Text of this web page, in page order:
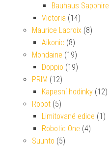
Bauhaus Sapphire
Victoria (14)
Maurice Lacroix (8)
Aikonic (8)
Mondaine (19)
Doppio (19)
PRIM (12)
Kapesní hodinky (12)
Robot (5)
Limitované edice (1)
Robotic One (4)
Suunto (5)